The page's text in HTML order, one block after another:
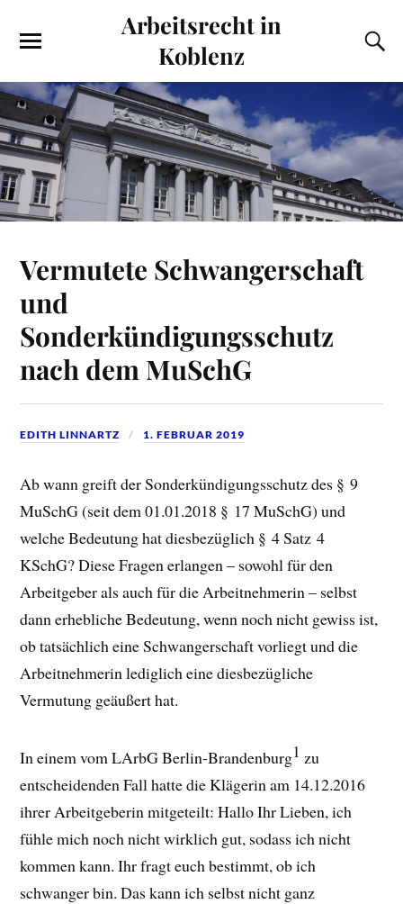
Arbeitsrecht in
Koblenz
Vermutete Schwangerschaft
und
Sonderkündigungsschutz
nach dem MuSchG
EDITH LINNARTZ 1. FEBRUAR 2019
Ab wann greift der Sonderkündigungsschutz des § 9
MuSchG (seit dem 01.01.2018 § 17 MuSchG) und
welche Bedeutung hat diesbezüglich § 4 Satz 4
KSchG? Diese Fragen erlangen – sowohl für den
Arbeitgeber als auch für die Arbeitnehmerin – selbst
dann erhebliche Bedeutung, wenn noch nicht gewiss ist,
ob tatsächlich eine Schwangerschaft vorliegt und die
Arbeitnehmerin lediglich eine diesbezügliche
Vermutung geäußert hat.
In einem vom LArbG Berlin-Brandenburg1 zu
entscheidenden Fall hatte die Klägerin am 14.12.2016
ihrer Arbeitgeberin mitgeteilt: Hallo Ihr Lieben, ich
fühle mich noch nicht wirklich gut, sodass ich nicht
kommen kann. Ihr fragt euch bestimmt, ob ich
schwanger bin. Das kann ich selbst nicht ganz